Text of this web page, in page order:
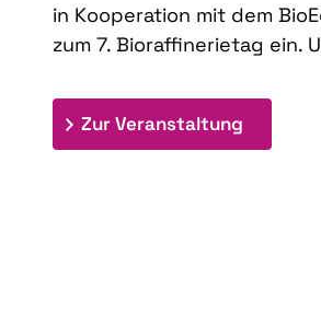
in Kooperation mit dem
zum 7. Bioraffinerietag ein.
Zur Veranstaltung